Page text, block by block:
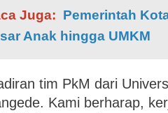
Juga: Pemerintah
Anak hingga UMKM
tim PkM dari
Kami berharap,